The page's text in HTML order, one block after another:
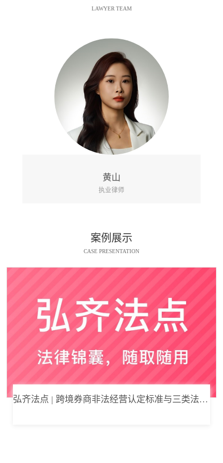
LAWYER TEAM
黄山
执业律师
案例展示
CASE PRESENTATION
弘齐法点 | 跨境券商非法经营认定标准与三类法律风险边界